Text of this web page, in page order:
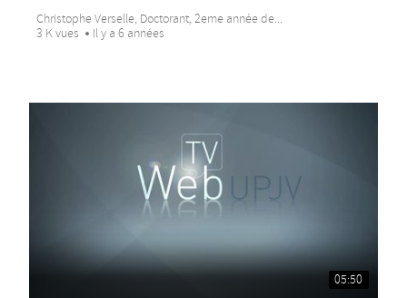
Christophe Verselle, Doctorant, 2eme année de...
3 K vues
Il y a 6 années
05:50